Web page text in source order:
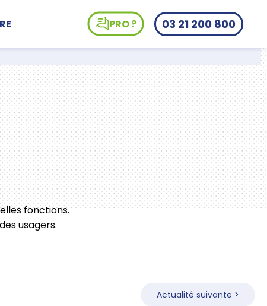
PRO ? 03 21 200 800
fonctions.
usagers.
Actualité suivante >